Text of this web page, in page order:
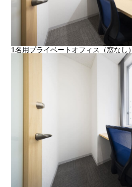
1名用プライベートオフィス（窓なし）